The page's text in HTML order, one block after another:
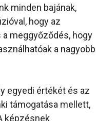
minden bajának,
hogy az
meggyőződés, hogy
a nagyobb
egyedi értékét és az
támogatása mellett,
képzésnek